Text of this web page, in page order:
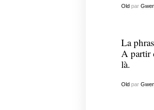
Oldpar
La
A partir
là.
Oldpar